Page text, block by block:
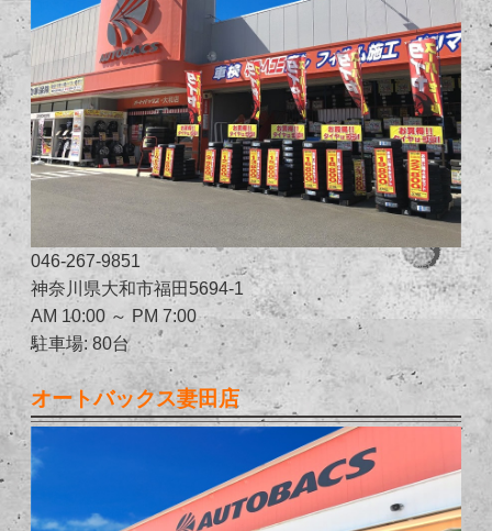
046-267-9851
神奈川県大和市福田5694-1
AM 10:00 ～ PM 7:00
駐車場: 80台
オートバックス妻田店